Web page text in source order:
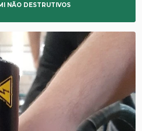
NÃO DESTRUTIVOS